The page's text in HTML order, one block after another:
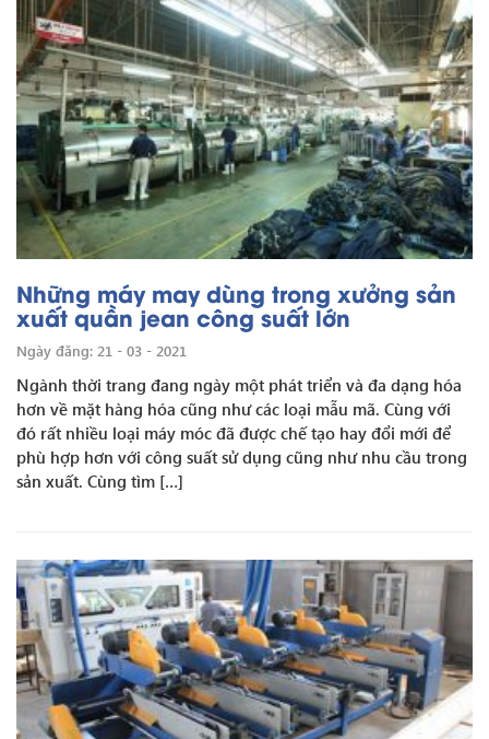
Những máy may dùng trong xưởng sản
xuất quần jean công suất lớn
Ngày đăng: 21 - 03 - 2021
Ngành thời trang đang ngày một phát triển và đa dạng hóa
hơn về mặt hàng hóa cũng như các loại mẫu mã. Cùng với
đó rất nhiều loại máy móc đã được chế tạo hay đổi mới để
phù hợp hơn với công suất sử dụng cũng như nhu cầu trong
sản xuất. Cùng tìm […]